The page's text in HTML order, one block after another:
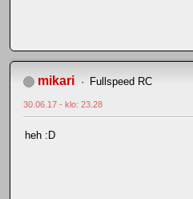
mikari Fullspeed RC
30.06.17 - klo: 23.28
heh :D